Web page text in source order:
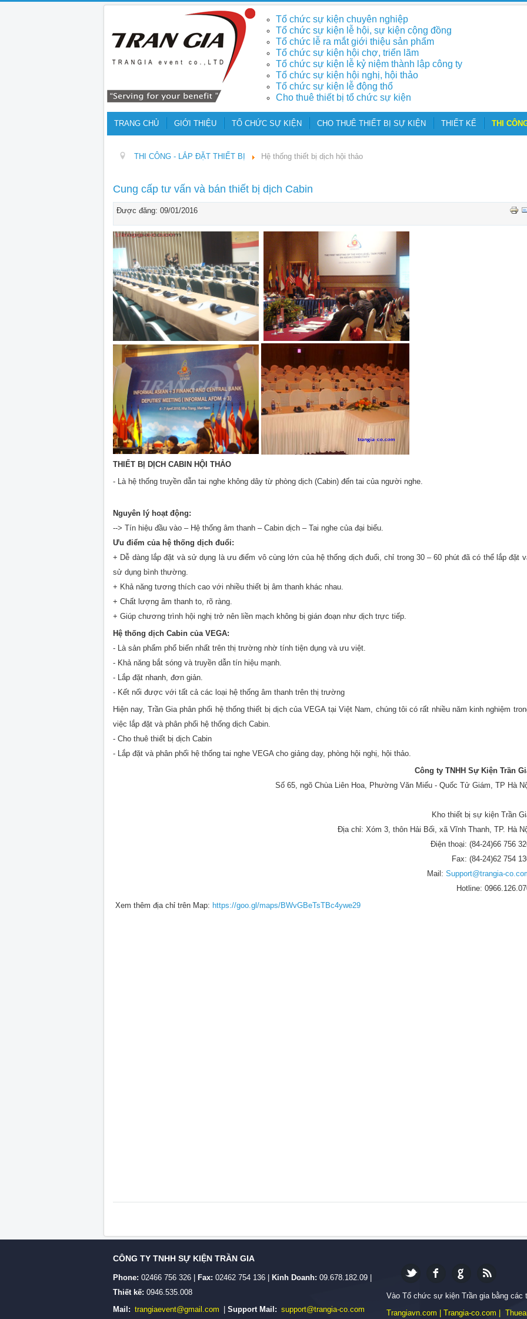
Tổ chức sự kiện chuyên nghiệp
Tổ chức sự kiện lễ hội, sự kiện cộng đồng
Tổ chức lễ ra mắt giới thiệu sản phẩm
Tổ chức sự kiện hội chợ, triển lãm
Tổ chức sự kiện lễ kỷ niệm thành lập công ty
Tổ chức sự kiện hội nghị, hội thảo
Tổ chức sự kiện lễ động thổ
Cho thuê thiết bị tổ chức sự kiện
TRANG CHỦ GIỚI THIỆU TỔ CHỨC SỰ KIỆN CHO THUÊ THIẾT BỊ SỰ KIỆN THIẾT KẾ THI
THI CÔNG - LẮP ĐẶT THIẾT BỊ Hệ thống thiết bị dịch hội thảo
Cung cấp tư vấn và bán thiết bị dịch Cabin
Được đăng: 09/01/2016
THIẾT BỊ DỊCH CABIN HỘI THẢO
- Là hệ thống truyền dẫn tai nghe không dây từ phòng dịch (Cabin) đến tai của người nghe.
Nguyên lý hoạt động:
--> Tín hiệu đầu vào – Hệ thống âm thanh – Cabin dịch – Tai nghe của đại biểu.
Ưu điểm của hệ thống dịch đuổi:
+ Dễ dàng lắp đặt và sử dụng là ưu điểm vô cùng lớn của hệ thống dịch đuổi, chỉ trong 30 – 60 phút đã có thể lắp đặt
sử dụng bình thường.
+ Khả năng tương thích cao với nhiều thiết bị âm thanh khác nhau.
+ Chất lượng âm thanh to, rõ ràng.
+ Giúp chương trình hội nghị trở nên liền mạch không bị gián đoạn như dịch trực tiếp.
Hệ thống dịch Cabin của VEGA:
- Là sản phẩm phổ biến nhất trên thị trường nhờ tính tiện dụng và ưu việt.
- Khả năng bắt sóng và truyền dẫn tín hiệu mạnh.
- Lắp đặt nhanh, đơn giản.
- Kết nối được với tất cả các loại hệ thống âm thanh trên thị trường
Hiện nay, Trần Gia phân phối hệ thống thiết bị dịch của VEGA tại Việt Nam, chúng tôi có rất nhiều năm kinh nghiệm
việc lắp đặt và phân phối hệ thống dịch Cabin.
- Cho thuê thiết bị dịch Cabin
- Lắp đặt và phân phối hệ thống tai nghe VEGA cho giảng dạy, phòng hội nghị, hội thảo.
Công ty TNHH Sự Kiện Trần
Số 65, ngõ Chùa Liên Hoa, Phường Văn Miếu - Quốc Tử Giám, TP Hà
Kho thiết bị sự kiện Trần
Địa chỉ: Xóm 3, thôn Hải Bối, xã Vĩnh Thanh, TP. Hà
Điện thoại: (84-24)66 756
Fax: (84-24)62 754
Mail: Support@trangia-
Hotline:
Xem thêm địa chỉ trên Map: https://goo.gl/maps/BWvGBeTsTBc4ywe29
CÔNG TY TNHH SỰ KIỆN TRẦN GIA
Phone: 02466 756 326 | Fax: 02462 754 136 | Kinh Doanh: 09.678.182.09 |
Thiết kế: 0946.535.008
Mail: trangiaevent@gmail.com Support Mail: support@trangia-co.com
Vào Tổ chức sự kiện Trần gia bằng các
Trangiavn.com
Trangia-co.com